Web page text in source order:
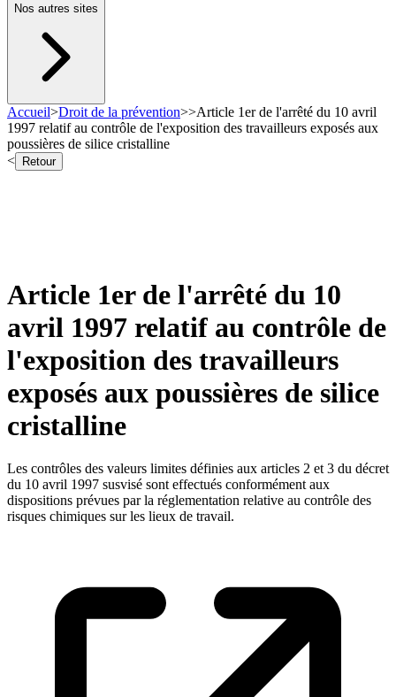
Nos autres sites
Accueil>Droit de la prévention>>Article 1er de l'arrêté du 10 avril
1997 relatif au contrôle de l'exposition des travailleurs exposés aux
poussières de silice cristalline
<
Retour
Article 1er de l'arrêté du 10
avril 1997 relatif au contrôle de
l'exposition des travailleurs
exposés aux poussières de silice
cristalline
Les contrôles des valeurs limites définies aux articles 2 et 3 du décret
du 10 avril 1997 susvisé sont effectués conformément aux
dispositions prévues par la réglementation relative au contrôle des
risques chimiques sur les lieux de travail.